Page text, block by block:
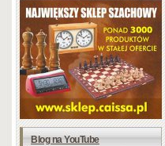
Blog na YouTube